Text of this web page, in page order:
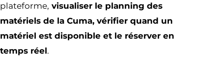
plateforme, visualiser le planning des
matériels de la Cuma, vérifier quand un
matériel est disponible et le réserver en
temps réel.